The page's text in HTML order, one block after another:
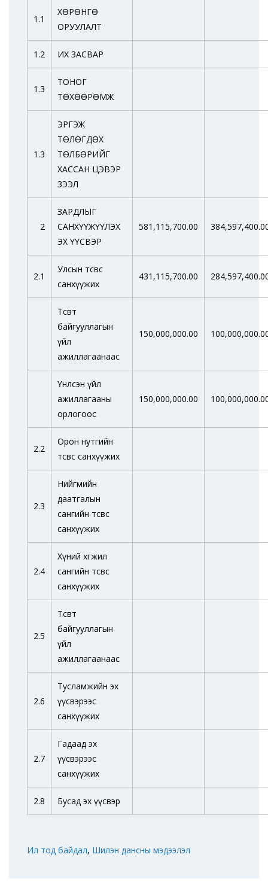
1.1
ХӨРӨНГӨ
ОРУУЛАЛТ
1.2 ИХ ЗАСВАР
1.3
ТОНОГ
ТӨХӨӨРӨМЖ
1.3
ЭРГЭЖ
ТӨЛӨГДӨХ
ТӨЛБӨРИЙГ
ХАССАН ЦЭВЭР
ЗЭЭЛ
2
ЗАРДЛЫГ
САНХҮҮЖҮҮЛЭХ
ЭХ ҮҮСВЭР
581,115,700.00
2.1
Улсын төсвөөс
санхүүжих
431,115,700.00
Төсөвт
байгууллагын
үйл
ажиллагаанаас
150,000,000.00
Үнлсэн үйл
ажиллагааны
орлогоос
150,000,000.00
2.2
Орон нутгийн
төсвөөс санхүүжих
2.3
Нийгмийн
даатгалын
сангийн төсвөөс
санхүүжих
2.4
Хүний хөгжил
сангийн төсвөөс
санхүүжих
2.5
Төсөвт
байгууллагын
үйл
ажиллагаанаас
2.6
Тусламжийн эх
үүсвэрээс
санхүүжих
2.7
Гадаад эх
үүсвэрээс
санхүүжих
2.8 Бусад эх үүсвэр
Ил тод байдал, Шилэн дансны мэдээлэл